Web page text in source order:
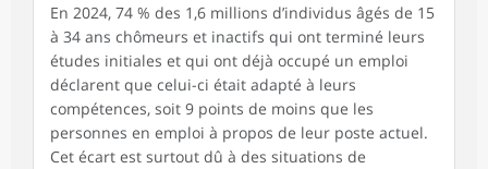
En 2024, 74 % des 1,6 millions d’individus âgés de 15
à 34 ans chômeurs et inactifs qui ont terminé leurs
études initiales et qui ont déjà occupé un emploi
déclarent que celui-ci était adapté à leurs
compétences, soit 9 points de moins que les
personnes en emploi à propos de leur poste actuel.
Cet écart est surtout dû à des situations de